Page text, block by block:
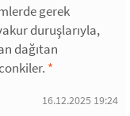
gerek
duruşlarıyla,
dağıtan
*
16.12.2025 19:24